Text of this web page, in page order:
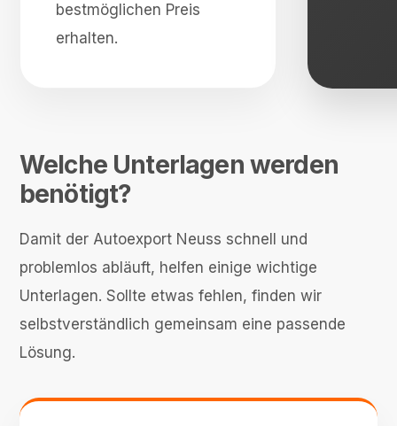
bestmöglichen Preis
erhalten.
Welche Unterlagen werden
benötigt?
Damit der Autoexport Neuss schnell und
problemlos abläuft, helfen einige wichtige
Unterlagen. Sollte etwas fehlen, finden wir
selbstverständlich gemeinsam eine passende
Lösung.